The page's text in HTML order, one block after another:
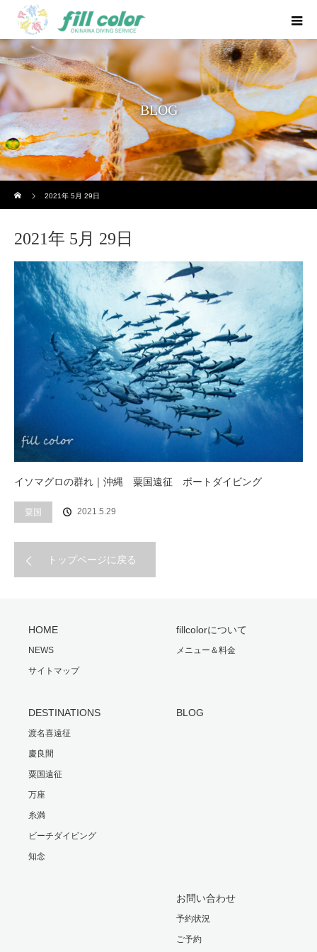
BLOG
2021年 5月 29日
2021年 5月 29日
イソマグロの群れ｜沖縄 粟国遠征 ボートダイビング
粟国 2021.5.29
トップページに戻る
HOME
NEWS
サイトマップ
fillcolorについて
メニュー＆料金
DESTINATIONS
渡名喜遠征
慶良間
粟国遠征
万座
糸満
ビーチダイビング
知念
BLOG
お問い合わせ
予約状況
ご予約